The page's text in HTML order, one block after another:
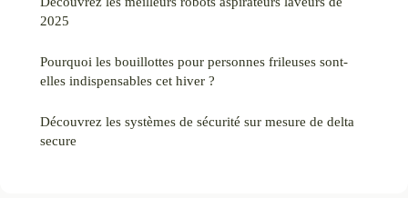
2025
Pourquoi les bouillottes pour personnes frileuses sont-
elles indispensables cet hiver ?
Découvrez les systèmes de sécurité sur mesure de delta
secure